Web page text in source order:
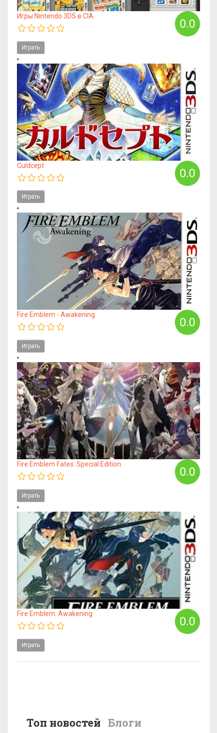
0.0
Игры Nintendo 3DS в CIA
Играть
0.0
Culdcept
Играть
0.0
Fire Emblem - Awakening
Играть
0.0
Fire Emblem Fates: Special Edition
Играть
0.0
Fire Emblem: Awakening
Играть
Топ новостей Блоги